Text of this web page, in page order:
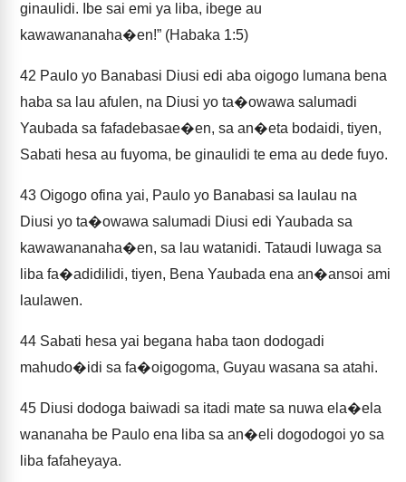
ginaulidi. Ibe sai emi ya liba, ibege au
kawawananaha�en!” (Habaka 1:5)
42 Paulo yo Banabasi Diusi edi aba oigogo lumana bena
haba sa lau afulen, na Diusi yo ta�owawa salumadi
Yaubada sa fafadebasae�en, sa an�eta bodaidi, tiyen,
Sabati hesa au fuyoma, be ginaulidi te ema au dede fuyo.
43 Oigogo ofina yai, Paulo yo Banabasi sa laulau na
Diusi yo ta�owawa salumadi Diusi edi Yaubada sa
kawawananaha�en, sa lau watanidi. Tataudi luwaga sa
liba fa�adidilidi, tiyen, Bena Yaubada ena an�ansoi ami
laulawen.
44 Sabati hesa yai begana haba taon dodogadi
mahudo�idi sa fa�oigogoma, Guyau wasana sa atahi.
45 Diusi dodoga baiwadi sa itadi mate sa nuwa ela�ela
wananaha be Paulo ena liba sa an�eli dogodogoi yo sa
liba fafaheyaya.